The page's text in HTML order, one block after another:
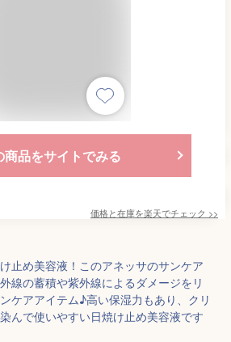
商品をサイトでみる
価格と在庫を楽天でチェック >>
止め美容液！このアネッサのサンケア
線の蓄積や紫外線によるダメージをリ
ケアアイテム♪高い保湿力もあり、クリ
んで使いやすい日焼け止め美容液です